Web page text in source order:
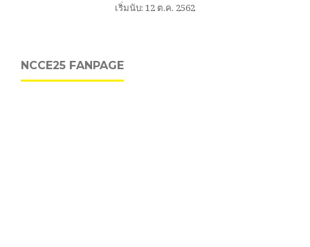
เริ่มนับ: 12 ต.ค. 2562
NCCE25 FANPAGE